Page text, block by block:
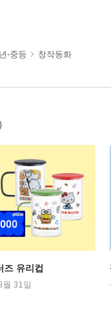
-중등 창작동화
즈 유리컵
31일